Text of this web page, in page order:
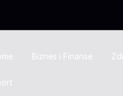
Biznes i Finanse